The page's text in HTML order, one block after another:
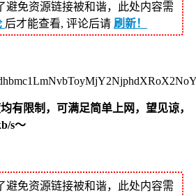
避免资源链接被和谐，此处内容需
后才能查看, 评论后请 刷新！
有限制，可满足简单上网，望见谅，
s～
避免资源链接被和谐，此处内容需